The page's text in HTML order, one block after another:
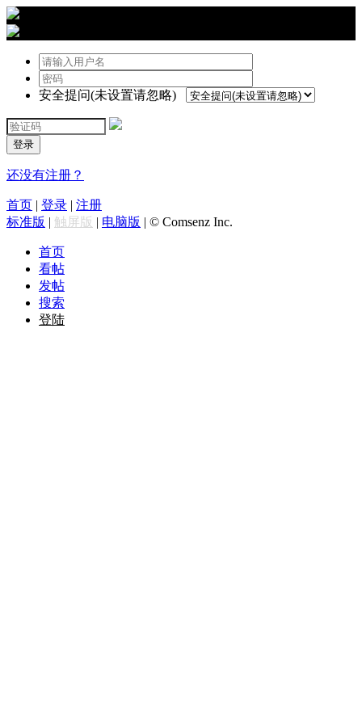
安全提问(未设置请忽略)
登录
还没有注册？
首页 | 登录 | 注册
标准版 | 触屏版 | 电脑版 | © Comsenz Inc.
首页
看帖
发帖
搜索
登陆